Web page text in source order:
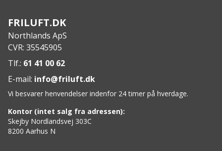
Bladmateriale: 420HC rustfrit stål
Håndtagsmateriale: glasfyldt nylon
Samlet længde: ca. 15,5 cm
Vægt: ca. 45,4 g
FRILUFT.DK
Northlands ApS
CVR: 35545905
Tlf.: 61 41 00 62
E-mail: info@friluft.dk
Vi besvarer henvendelser indenfor 24 timer på hverdage.
Kontor (intet salg fra adressen):
Skejby Nordlandsvej 303C
8200 Aarhus N